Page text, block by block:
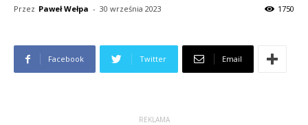
Przez Paweł Wełpa - 30 września 2023 1750
Facebook Twitter Email
REKLAMA